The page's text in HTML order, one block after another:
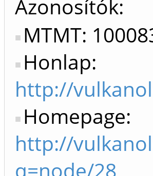
Azonosítók
MTMT:
Honlap:
http://
Homepage:
http://
q=node/28